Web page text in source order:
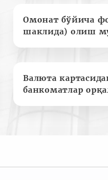
Омонат бўйича
шаклида) олиш
Валюта
банкоматлар